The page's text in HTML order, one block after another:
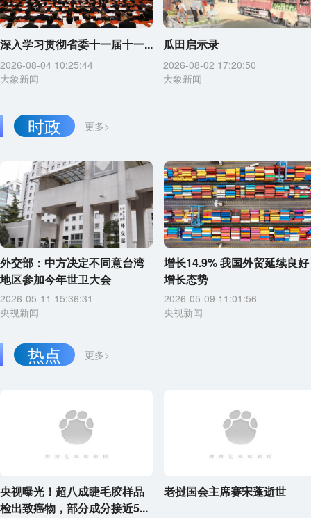
深入学习贯彻省委十一届十一...
2026-08-04 10:25:44
大象新闻
瓜田启示录
2026-08-02 17:20:50
大象新闻
更多>
时政
外交部：中方决定不同意台湾
地区参加今年世卫大会
2026-05-11 15:36:31
央视新闻
增长14.9% 我国外贸延续良好
增长态势
2026-05-09 11:01:56
央视新闻
更多>
热点
央视曝光！超八成睫毛胶样品
检出致癌物，部分成分接近5...
老挝国会主席赛宋蓬逝世